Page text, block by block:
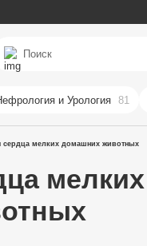
и Урология 81
сердца мелких домашних животных
мелких